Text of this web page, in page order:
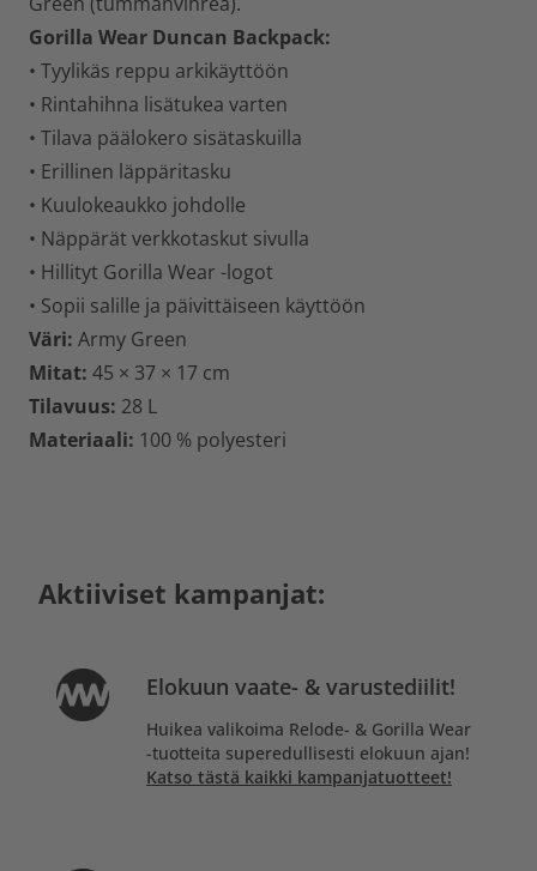
Gorilla Wear Duncan Backpack:
• Tyylikäs reppu arkikäyttöön
• Rintahihna lisätukea varten
• Tilava päälokero sisätaskuilla
• Erillinen läppäritasku
• Kuulokeaukko johdolle
• Näppärät verkkotaskut sivulla
• Hillityt Gorilla Wear -logot
• Sopii salille ja päivittäiseen käyttöön
Väri: Army Green
Mitat: 45 × 37 × 17 cm
Tilavuus: 28 L
Materiaali: 100 % polyesteri
Aktiiviset kampanjat:
Elokuun vaate- & varustediilit!
Huikea valikoima Relode- & Gorilla Wear
-tuotteita superedullisesti elokuun ajan!
Katso tästä kaikki kampanjatuotteet!